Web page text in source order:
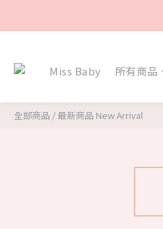
Miss Baby 所有商品
全部商品 /最新商品 New Arrival